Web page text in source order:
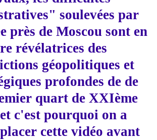
soulevées par
près de Moscou sont en
révélatrices des
géopolitiques et
profondes de de
quart de XXIème
c'est pourquoi on a
cette vidéo avant